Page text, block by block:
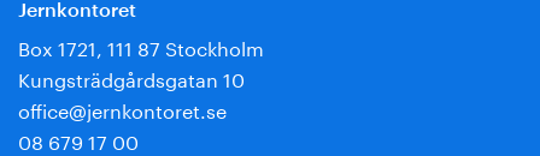
Jernkontoret
Box 1721, 111 87 Stockholm
Kungsträdgårdsgatan 10
office@jernkontoret.se
08 679 17 00